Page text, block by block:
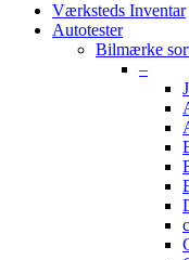
Værksteds Inventar
Autotester
Bilmærke
–